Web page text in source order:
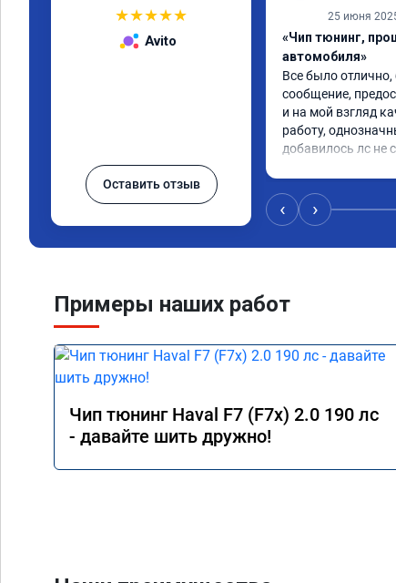
★★★★★
Avito
Оставить отзыв
25 июня
«Чип тюнинг,
автомобиля»
Все было
сообщение,
и на мой взгляд
работу,
добавилось лс не
‹ ›
Примеры наших работ
Чип тюнинг Haval F7 (F7x) 2.0 190 лс
- давайте шить дружно!